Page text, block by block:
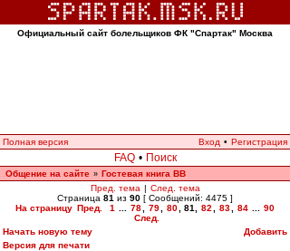
Официальный сайт болельщиков ФК "Спартак" Москва
Полная версия Вход • Регистрация
FAQ • Поиск
Общение на сайте » Гостевая книга ВВ
Пред. тема | След. тема
Страница 81 из 90 [ Сообщений: 4475 ]
На страницу Пред. 1 78 79 80 81 82 83 84
90
След.
Начать новую тему
Добавить
Версия для печати